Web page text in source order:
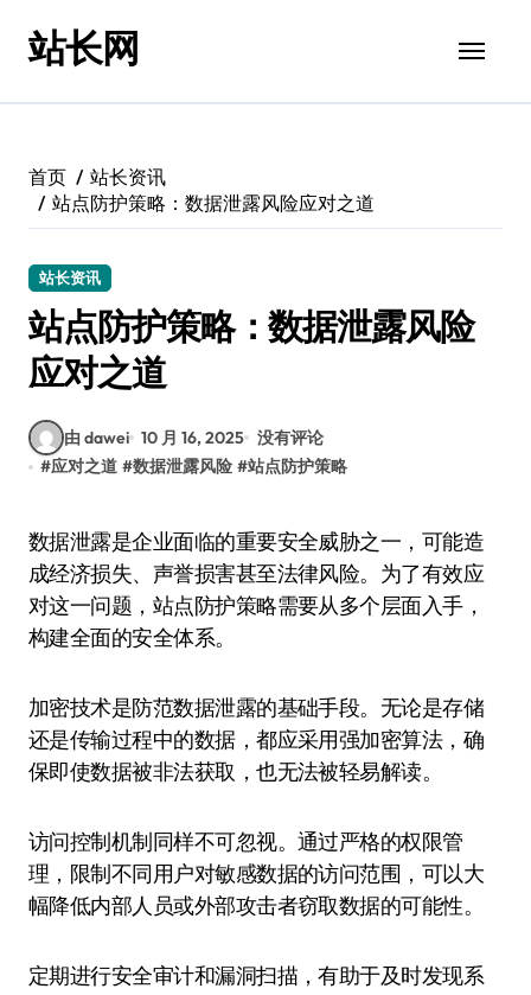
站长网
首页
站长资讯
站点防护策略：数据泄露风险应对之道
站长资讯
站点防护策略：数据泄露风险
应对之道
由 dawei 10 月 16, 2025 没有评论
#应对之道 #数据泄露风险 #站点防护策略
数据泄露是企业面临的重要安全威胁之一，可能造
成经济损失、声誉损害甚至法律风险。为了有效应
对这一问题，站点防护策略需要从多个层面入手，
构建全面的安全体系。
加密技术是防范数据泄露的基础手段。无论是存储
还是传输过程中的数据，都应采用强加密算法，确
保即使数据被非法获取，也无法被轻易解读。
访问控制机制同样不可忽视。通过严格的权限管
理，限制不同用户对敏感数据的访问范围，可以大
幅降低内部人员或外部攻击者窃取数据的可能性。
定期进行安全审计和漏洞扫描，有助于及时发现系